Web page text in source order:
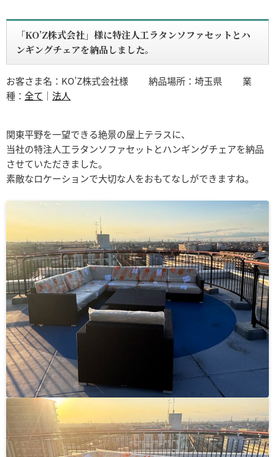
「KO’Z株式会社」様に特注人工ラタンソファセットとハ
ンギングチェアを納品しました。
お客さま名：KO’Z株式会社様 納品場所：埼玉県
業
種： 全て ｜ 法人
関東平野を一望できる絶景の屋上テラスに、
当社の特注人工ラタンソファセットとハンギングチェアを納品
させていただきました。
素敵なロケーションで大切な人をおもてなしができますね。